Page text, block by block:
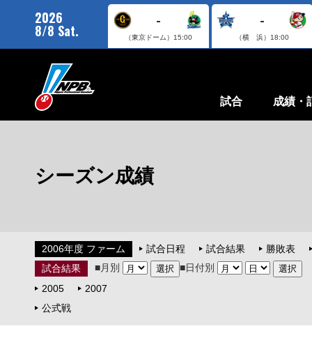
2026
8/8 Sat.
-
（東京ドーム） 15:00
-
（横 浜） 18:00
試合 成績・
シーズン成績
2006年度 ファーム 試合日程 試合結果
勝敗表
試合結果
■月別
■日付別
2005
2007
公式戦